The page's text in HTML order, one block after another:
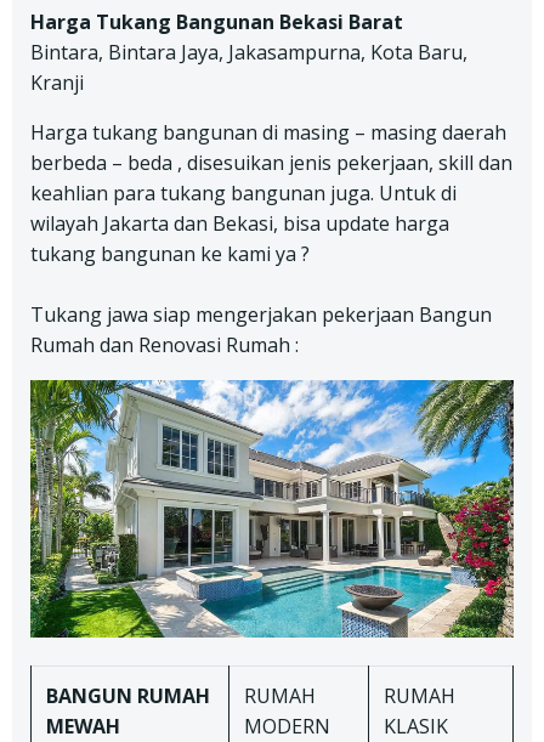
Harga Tukang Bangunan Bekasi Barat
Bintara, Bintara Jaya, Jakasampurna, Kota Baru,
Kranji
Harga tukang bangunan di masing – masing daerah
berbeda – beda , disesuikan jenis pekerjaan, skill dan
keahlian para tukang bangunan juga. Untuk di
wilayah Jakarta dan Bekasi, bisa update harga
tukang bangunan ke kami ya ?
Tukang jawa siap mengerjakan pekerjaan Bangun
Rumah dan Renovasi Rumah :
BANGUN RUMAH
MEWAH
RUMAH
MODERN
RUMAH
KLASIK